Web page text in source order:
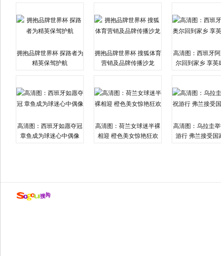
拥抱品牌世界杯 探路者为
精英保驾护航
拥抱品牌世界杯 搜狐体育
营销及品牌传播沙龙
高清图：西班牙
尔回到家乡 享英
高清图：西班牙如愿夺冠
章鱼成为球迷心中偶像
高清图：荷兰女球迷半裸
相迎 橙色美女惊艳狂欢
高清图：乌拉圭
游行 弗兰接受国